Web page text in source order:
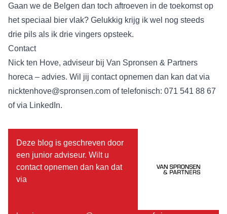
Gaan we de Belgen dan toch aftroeven in de toekomst op
het speciaal bier vlak? Gelukkig krijg ik wel nog steeds
drie pils als ik drie vingers opsteek.
Contact
Nick ten Hove, adviseur bij Van Spronsen & Partners
horeca – advies. Wil jij contact opnemen dan kan dat via
nicktenhove@spronsen.com of telefonisch: 071 541 88 67
of via LinkedIn.
Deze blog is geschreven door
een junior adviseur. Wilt u
contact opnemen dan kan dat
via